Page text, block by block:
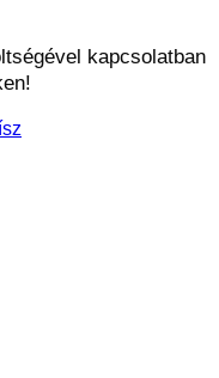
kapcsolatban